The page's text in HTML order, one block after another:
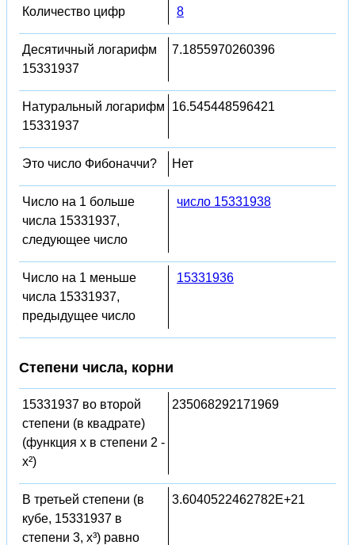
Количество цифр 8
Десятичный логарифм
15331937
7.1855970260396
Натуральный логарифм
15331937
16.545448596421
Это число Фибоначчи? Нет
Число на 1 больше
числа 15331937,
следующее число
число 15331938
Число на 1 меньше
числа 15331937,
предыдущее число
15331936
Степени числа, корни
15331937 во второй
степени (в квадрате)
(функция x в степени 2 -
x²)
235068292171969
В третьей степени (в
кубе, 15331937 в
степени 3, x³) равно
3.6040522462782E+21